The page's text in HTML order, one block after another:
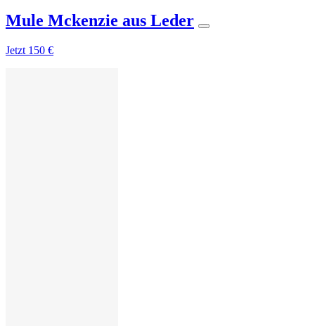
Mule Mckenzie aus Leder
Jetzt 150 €